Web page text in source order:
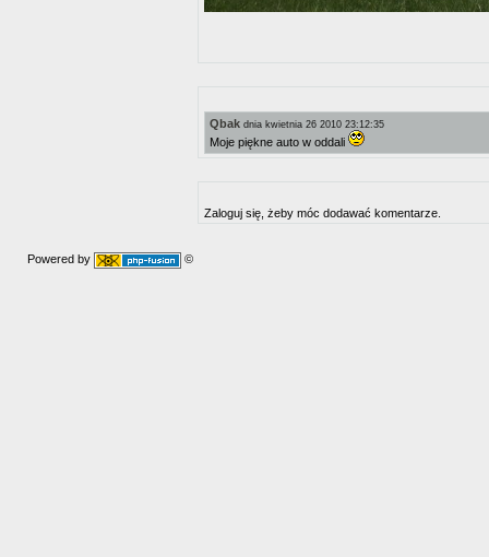
Qbak dnia kwietnia 26 2010 23:12:35
Moje piękne auto w oddali
Zaloguj się, żeby móc dodawać komentarze.
Powered by ©